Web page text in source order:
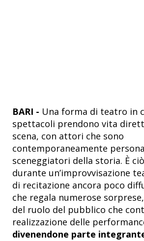
BARI - Una forma di teatro in
spettacoli prendono vita
scena, con attori che sono
contemporaneamente
sceneggiatori della storia. È
durante un’improvvisazione
di recitazione ancora poco
che regala numerose
del ruolo del pubblico che
realizzazione delle
divenendone parte